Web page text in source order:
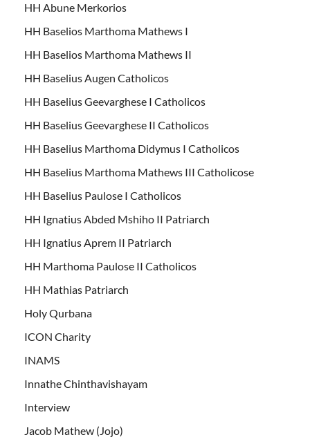
HH Abune Merkorios
HH Baselios Marthoma Mathews I
HH Baselios Marthoma Mathews II
HH Baselius Augen Catholicos
HH Baselius Geevarghese I Catholicos
HH Baselius Geevarghese II Catholicos
HH Baselius Marthoma Didymus I Catholicos
HH Baselius Marthoma Mathews III Catholicose
HH Baselius Paulose I Catholicos
HH Ignatius Abded Mshiho II Patriarch
HH Ignatius Aprem II Patriarch
HH Marthoma Paulose II Catholicos
HH Mathias Patriarch
Holy Qurbana
ICON Charity
INAMS
Innathe Chinthavishayam
Interview
Jacob Mathew (Jojo)